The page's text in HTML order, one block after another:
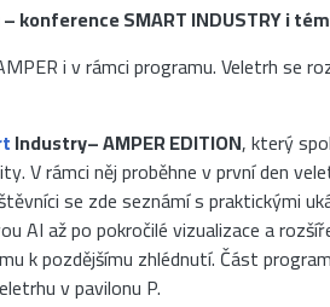
konference SMART INDUSTRY i
i v rámci programu. Veletrh se
Industry– AMPER EDITION, který
V rámci něj proběhne v první den
se zde seznámí s praktickými
AI až po pokročilé vizualizace a
k pozdějšímu zhlédnutí. Část
v pavilonu P.